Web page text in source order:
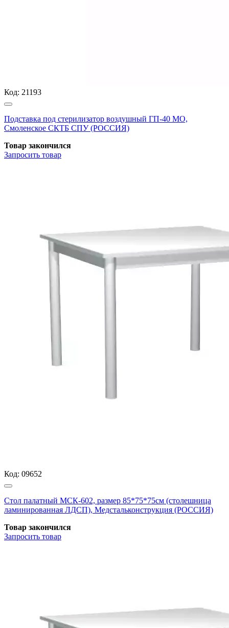
Код: 21193
Подставка под стерилизатор воздушный ГП-40 МО,
Смоленское СКТБ СПУ (РОССИЯ)
Товар закончился
Запросить товар
Код: 09652
Стол палатный МСК-602, размер 85*75*75см (столешница
ламинированная ЛДСП), Медстальконструкция (РОССИЯ)
Товар закончился
Запросить товар